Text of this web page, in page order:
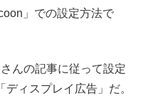
」での設定方法で
さんの記事に従って設定
ィスプレイ広告」だ。